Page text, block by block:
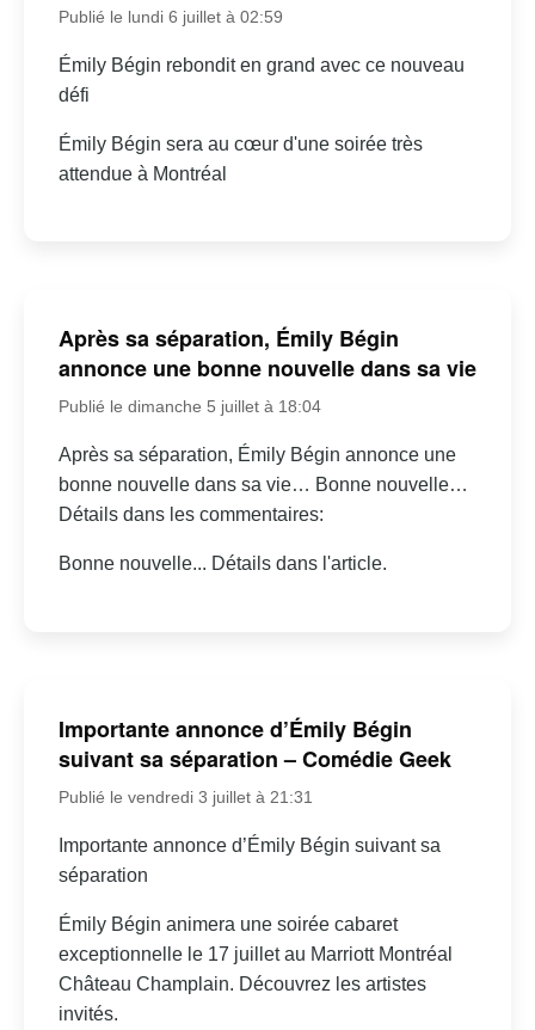
Publié le lundi 6 juillet à 02:59
Émily Bégin rebondit en grand avec ce nouveau
défi
Émily Bégin sera au cœur d'une soirée très
attendue à Montréal
Après sa séparation, Émily Bégin
annonce une bonne nouvelle dans sa vie
Publié le dimanche 5 juillet à 18:04
Après sa séparation, Émily Bégin annonce une
bonne nouvelle dans sa vie… Bonne nouvelle…
Détails dans les commentaires:
Bonne nouvelle... Détails dans l'article.
Importante annonce d’Émily Bégin
suivant sa séparation – Comédie Geek
Publié le vendredi 3 juillet à 21:31
Importante annonce d’Émily Bégin suivant sa
séparation
Émily Bégin animera une soirée cabaret
exceptionnelle le 17 juillet au Marriott Montréal
Château Champlain. Découvrez les artistes
invités.